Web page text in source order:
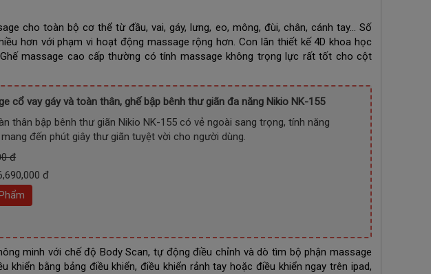
cho toàn bộ cơ thể từ đầu, vai, gáy, lưng, eo, mông, đùi, chân, cánh tay… Số
hơn với phạm vi hoạt động massage rộng hơn. Con lăn thiết kế 4D khoa học
massage cao cấp thường có tính massage không trọng lực rất tốt cho cột
cổ vay gáy và toàn thân, ghế bập bênh thư giãn đa năng Nikio NK-155
thân bập bênh thư giãn Nikio NK-155 có vẻ ngoài sang trọng, tính năng
đến phút giây thư giãn tuyệt vời cho người dùng.
đ
đ
minh với chế độ Body Scan, tự động điều chỉnh và dò tìm bộ phận massage
bằng bảng điều khiển, điều khiển rảnh tay hoặc điều khiển ngay trên ipad,